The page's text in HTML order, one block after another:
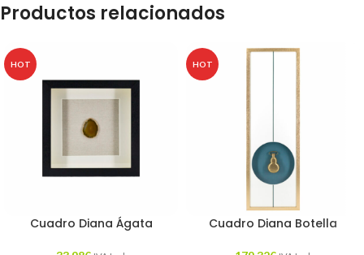
Productos relacionados
HOT
Cuadro Diana Ágata
HOT
Cuadro Diana Botella